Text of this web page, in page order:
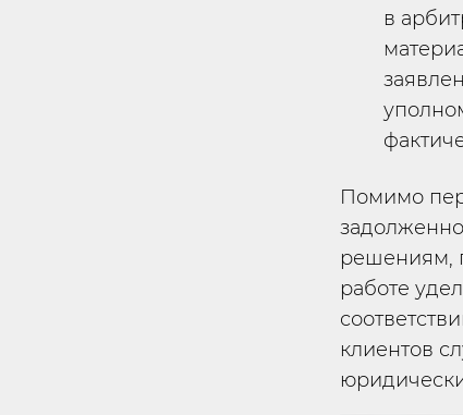
в
Помимо
решениям,
работе
клиентов